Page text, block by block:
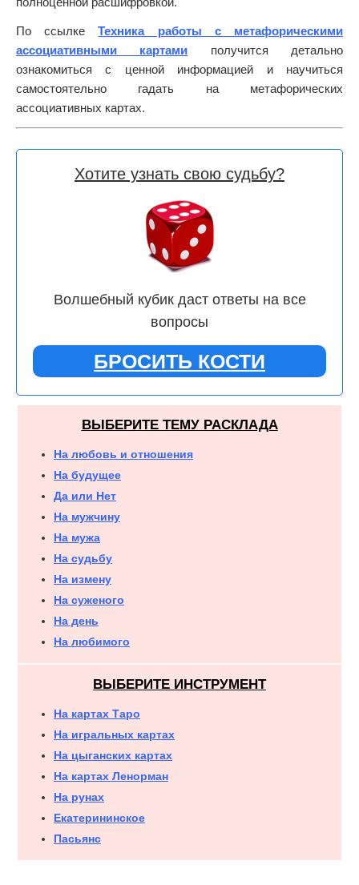
По ссылкеТехника работы с метафорическими
ассоциативными картами получится детально
ознакомиться с ценной информацией и научиться
самостоятельно гадать на метафорических
ассоциативных картах.
Хотите узнать свою судьбу?
Волшебный кубик даст ответы на все
вопросы
БРОСИТЬ КОСТИ
ВЫБЕРИТЕ ТЕМУ РАСКЛАДА
На любовь и отношения
На будущее
Да или Нет
На мужчину
На мужа
На судьбу
На измену
На суженого
На день
На любимого
ВЫБЕРИТЕ ИНСТРУМЕНТ
На картах Таро
На игральных картах
На цыганских картах
На картах Ленорман
На рунах
Екатерининское
Пасьянс